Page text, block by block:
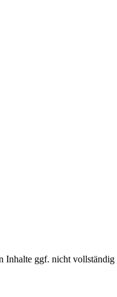
ggf. nicht vollständig